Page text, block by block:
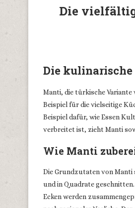
Die
Die
Manti, die türkische
Beispiel für die vielseitige
Beispiel dafür, wie Essen
verbreitet ist, zieht Manti
Wie Manti
Die Grundzutaten von Manti
und in Quadrate
Ecken werden